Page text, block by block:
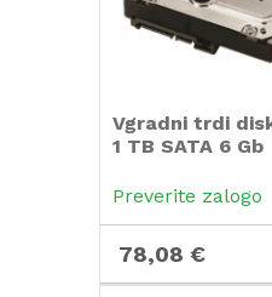
Vgradni trdi
1 TB SATA 6 Gb
Preverite zalogo
78,08 €